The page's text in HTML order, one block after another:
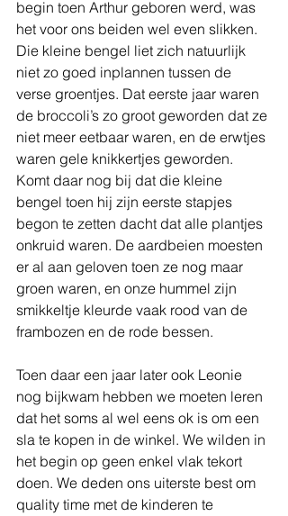
begin toen Arthur geboren werd, was
het voor ons beiden wel even slikken.
Die kleine bengel liet zich natuurlijk
niet zo goed inplannen tussen de
verse groentjes. Dat eerste jaar waren
de broccoli’s zo groot geworden dat ze
niet meer eetbaar waren, en de erwtjes
waren gele knikkertjes geworden.
Komt daar nog bij dat die kleine
bengel toen hij zijn eerste stapjes
begon te zetten dacht dat alle plantjes
onkruid waren. De aardbeien moesten
er al aan geloven toen ze nog maar
groen waren, en onze hummel zijn
smikkeltje kleurde vaak rood van de
frambozen en de rode bessen.
Toen daar een jaar later ook Leonie
nog bijkwam hebben we moeten leren
dat het soms al wel eens ok is om een
sla te kopen in de winkel. We wilden in
het begin op geen enkel vlak tekort
doen. We deden ons uiterste best om
quality time met de kinderen te